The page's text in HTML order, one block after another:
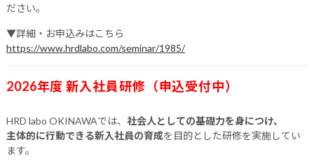
ださい。
▼詳細・お申込みはこちら
https://www.hrdlabo.com/seminar/1985/
2026年度 新入社員研修（申込受付中）
HRD labo OKINAWAでは、 社会人としての基礎力を身につけ、
主体的に行動できる新入社員の育成を目的とした研修を実施してい
ます。